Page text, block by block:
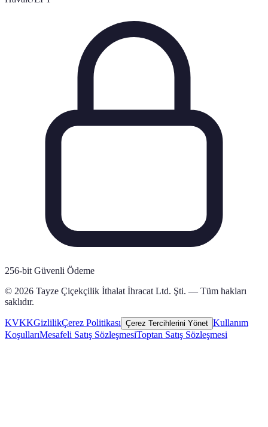
256-bit Güvenli Ödeme
© 2026 Tayze Çiçekçilik İthalat İhracat Ltd. Şti. — Tüm hakları
saklıdır.
KVKKGizlilikÇerez Politikası Çerez Tercihlerini Yönet Kullanım
KoşullarıMesafeli Satış SözleşmesiToptan Satış Sözleşmesi